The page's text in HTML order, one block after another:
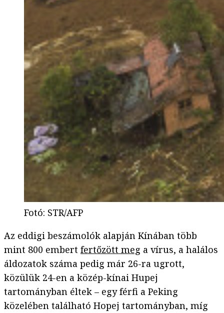
Fotó: STR/AFP
Az eddigi beszámolók alapján Kínában több
mint 800 embert fertőzött meg a vírus, a halálos
áldozatok száma pedig már 26-ra ugrott,
közülük 24-en a közép-kínai Hupej
tartományban éltek – egy férfi a Peking
közelében található Hopej tartományban, míg